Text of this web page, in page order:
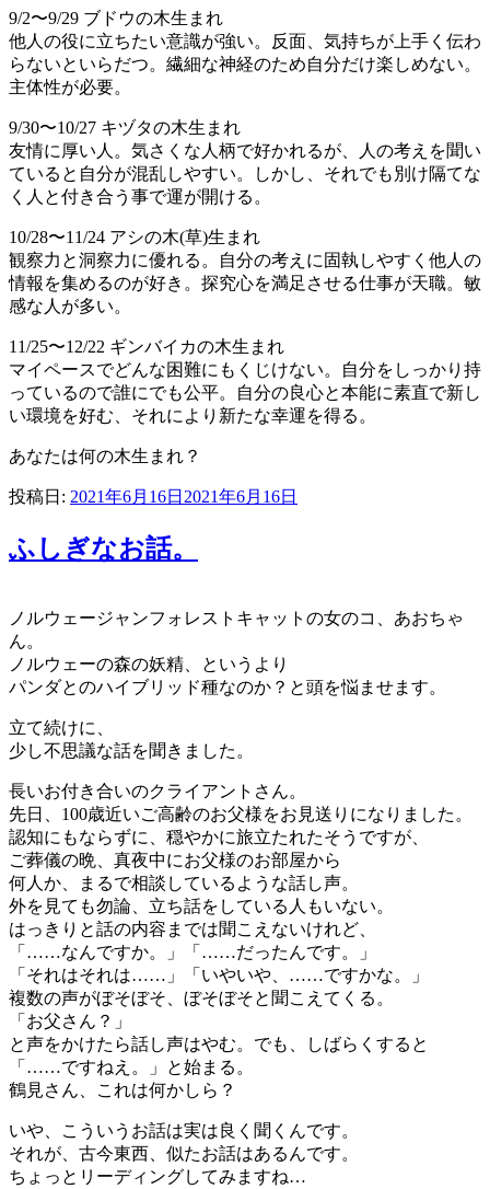
9/2〜9/29 ブドウの木生まれ
他人の役に立ちたい意識が強い。反面、気持ちが上手く伝わ
らないといらだつ。繊細な神経のため自分だけ楽しめない。
主体性が必要。
9/30〜10/27 キヅタの木生まれ
友情に厚い人。気さくな人柄で好かれるが、人の考えを聞い
ていると自分が混乱しやすい。しかし、それでも別け隔てな
く人と付き合う事で運が開ける。
10/28〜11/24 アシの木(草)生まれ
観察力と洞察力に優れる。自分の考えに固執しやすく他人の
情報を集めるのが好き。探究心を満足させる仕事が天職。敏
感な人が多い。
11/25〜12/22 ギンバイカの木生まれ
マイペースでどんな困難にもくじけない。自分をしっかり持
っているので誰にでも公平。自分の良心と本能に素直で新し
い環境を好む、それにより新たな幸運を得る。
あなたは何の木生まれ？
投稿日: 2021年6月16日 2021年6月16日
ふしぎなお話。
ノルウェージャンフォレストキャットの女のコ、あおちゃ
ん。
ノルウェーの森の妖精、というより
パンダとのハイブリッド種なのか？と頭を悩ませます。
立て続けに、
少し不思議な話を聞きました。
長いお付き合いのクライアントさん。
先日、100歳近いご高齢のお父様をお見送りになりました。
認知にもならずに、穏やかに旅立たれたそうですが、
ご葬儀の晩、真夜中にお父様のお部屋から
何人か、まるで相談しているような話し声。
外を見ても勿論、立ち話をしている人もいない。
はっきりと話の内容までは聞こえないけれど、
「……なんですか。」「……だったんです。」
「それはそれは……」「いやいや、……ですかな。」
複数の声がぼそぼそ、ぼそぼそと聞こえてくる。
「お父さん？」
と声をかけたら話し声はやむ。でも、しばらくすると
「……ですねえ。」と始まる。
鶴見さん、これは何かしら？
いや、こういうお話は実は良く聞くんです。
それが、古今東西、似たお話はあるんです。
ちょっとリーディングしてみますね…